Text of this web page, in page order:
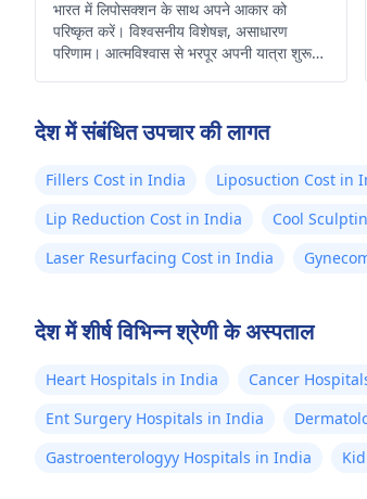
भारत में लिपोसक्शन के साथ अपने आकार को
परिष्कृत करें। विश्वसनीय विशेषज्ञ, असाधारण
परिणाम। आत्मविश्वास से भरपूर अपनी यात्रा शुरू
देश में संबंधित उपचार की लागत
Fillers Cost in India Liposuction Cost in
Lip Reduction Cost in India
Cool
Laser Resurfacing Cost in India
देश में शीर्ष विभिन्न श्रेणी के अस्पताल
Heart Hospitals in India Cancer
Ent Surgery Hospitals in India
Gastroenterologyy Hospitals in India